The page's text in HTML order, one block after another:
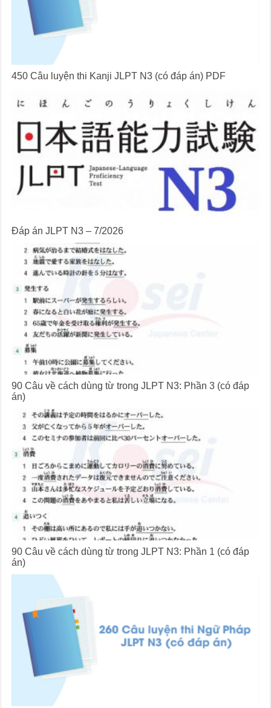
450 Câu luyện thi Kanji JLPT N3 (có đáp án) PDF
Đáp án JLPT N3 – 7/2026
90 Câu về cách dùng từ trong JLPT N3: Phần 3 (có đáp
án)
90 Câu về cách dùng từ trong JLPT N3: Phần 1 (có đáp
án)